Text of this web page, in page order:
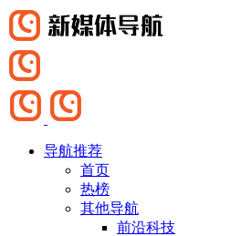
导航推荐
首页
热榜
其他导航
前沿科技